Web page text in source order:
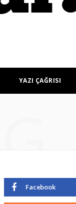
YAZI ÇAĞRISI
Facebook